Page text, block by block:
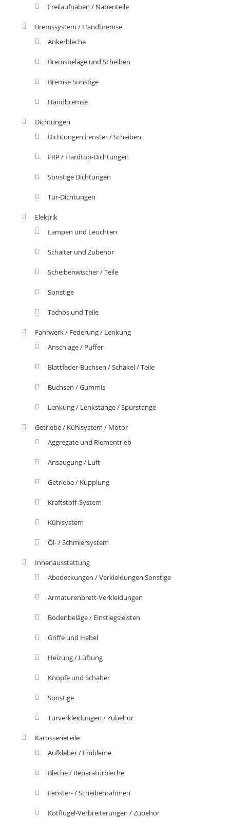
Freilaufnaben / Nabenteile
Bremssystem / Handbremse
Ankerbleche
Bremsbeläge und Scheiben
Bremse Sonstige
Handbremse
Dichtungen
Dichtungen Fenster / Scheiben
FRP / Hardtop-Dichtungen
Sonstige Dichtungen
Tür-Dichtungen
Elektrik
Lampen und Leuchten
Schalter und Zubehör
Scheibenwischer / Teile
Sonstige
Tachos und Teile
Fahrwerk / Federung / Lenkung
Anschläge / Puffer
Blattfeder-Buchsen / Schäkel / Teile
Buchsen / Gummis
Lenkung / Lenkstange / Spurstange
Getriebe / Kühlsystem / Motor
Aggregate und Riementrieb
Ansaugung / Luft
Getriebe / Kupplung
Kraftstoff-System
Kühlsystem
Öl- / Schmiersystem
Innenausstattung
Abedeckungen / Verkleidungen Sonstige
Armaturenbrett-Verkleidungen
Bodenbeläge / Einstiegsleisten
Griffe und Hebel
Heizung / Lüftung
Knöpfe und Schalter
Sonstige
Türverkleidungen / Zubehör
Karosserieteile
Aufkleber / Embleme
Bleche / Reparaturbleche
Fenster- / Scheibenrahmen
Kotflügel-Verbreiterungen / Zubehör